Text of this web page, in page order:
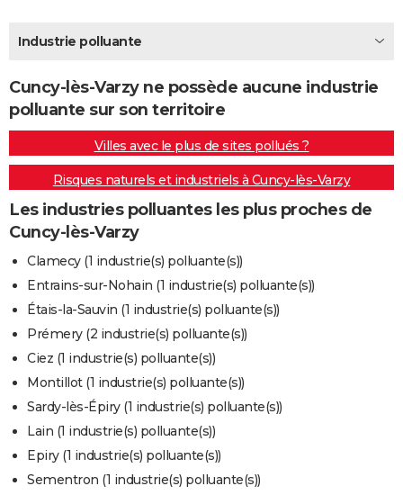
BONS PLANS
CARTE DE VOEUX
Carte de Noël
Carte Bonne année
Carte Saint-Valentin
Carte Pâques
Carte d'anniversaire
DICTIONNAIRE
Dictionnaire
Biographies
Citations
Expressions
Proverbes
PROGRAMME TV
COPAINS D'AVANT
Se connecter
Entreprises
Service militaire
Avis de recherche
AVIS DE DÉCÈS
FORUM
Industrie polluante
Cuncy-lès-Varzy ne possède aucune industrie
polluante sur son territoire
Villes avec le plus de sites pollués ?
Risques naturels et industriels à Cuncy-lès-Varzy
Les industries polluantes les plus proches de
Cuncy-lès-Varzy
Clamecy (1 industrie(s) polluante(s))
Entrains-sur-Nohain (1 industrie(s) polluante(s))
Étais-la-Sauvin (1 industrie(s) polluante(s))
Prémery (2 industrie(s) polluante(s))
Ciez (1 industrie(s) polluante(s))
Montillot (1 industrie(s) polluante(s))
Sardy-lès-Épiry (1 industrie(s) polluante(s))
Lain (1 industrie(s) polluante(s))
Epiry (1 industrie(s) polluante(s))
Sementron (1 industrie(s) polluante(s))